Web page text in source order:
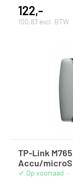
122,-
100,83 excl. BTW
TP-Link
Accu/
Op voorraad ·